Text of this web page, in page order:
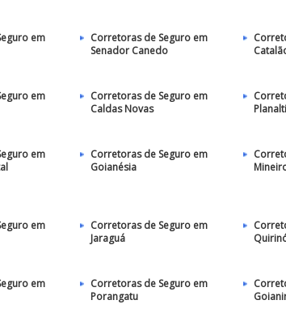
em
Corretoras de Seguro em
Senador Canedo
em
Corretoras de Seguro em
Caldas Novas
em
Corretoras de Seguro em
Goianésia
em
Corretoras de Seguro em
Jaraguá
em
Corretoras de Seguro em
Porangatu